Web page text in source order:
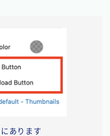
あります